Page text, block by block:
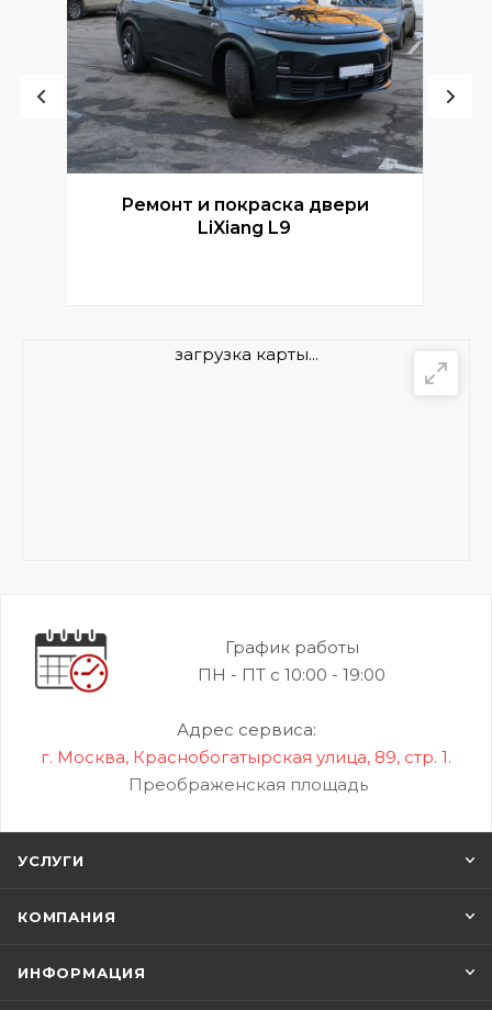
Ремонт и покраска двери
LiXiang L9
загрузка карты...
График работы
ПН - ПТ с 10:00 - 19:00
Адрес сервиса:
г. Москва, Краснобогатырская улица, 89, стр. 1.
Преображенская площадь
УСЛУГИ
КОМПАНИЯ
ИНФОРМАЦИЯ